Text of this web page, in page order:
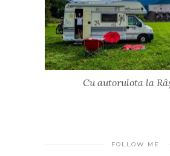
Cu autorulota la
FOLLOW ME